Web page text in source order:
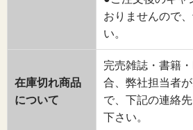
おりませんので
い。
在庫切れ商品
について
完売雑誌・書籍
合、弊社担当者
で、下記の連絡
下さい。